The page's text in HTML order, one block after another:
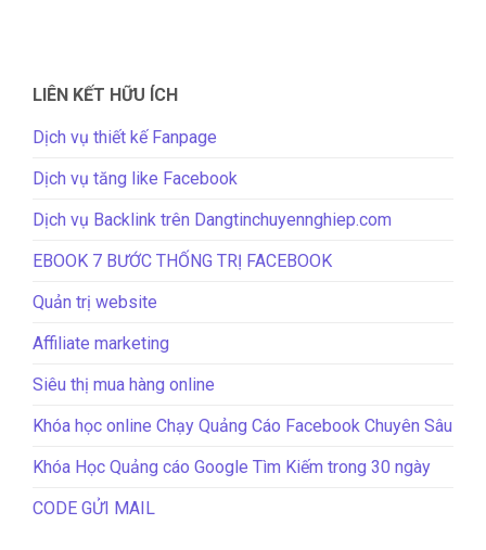
LIÊN KẾT HỮU ÍCH
Dịch vụ thiết kế Fanpage
Dịch vụ tăng like Facebook
Dịch vụ Backlink trên Dangtinchuyennghiep.com
EBOOK 7 BƯỚC THỐNG TRỊ FACEBOOK
Quản trị website
Affiliate marketing
Siêu thị mua hàng online
Khóa học online Chạy Quảng Cáo Facebook Chuyên Sâu
Khóa Học Quảng cáo Google Tìm Kiếm trong 30 ngày
CODE GỬI MAIL